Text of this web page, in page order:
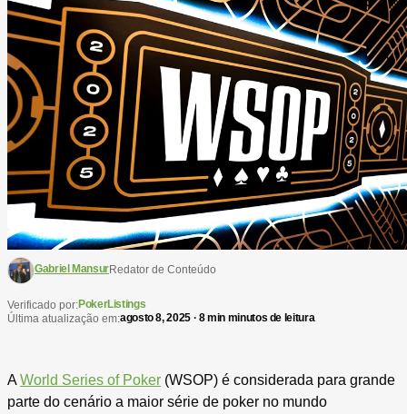
Gabriel MansurRedator de Conteúdo
Verificado por:PokerListings
Última atualização em:agosto 8, 2025 · 8 min minutos de leitura
AWorld Series of Poker (WSOP) é considerada para grande
parte do cenário a maior série de poker no mundo